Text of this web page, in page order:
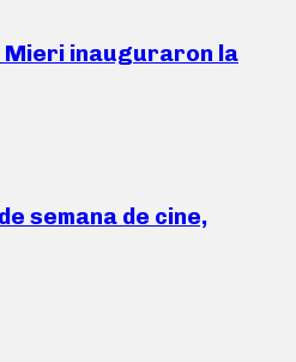
Mieri inauguraron la
semana de cine,